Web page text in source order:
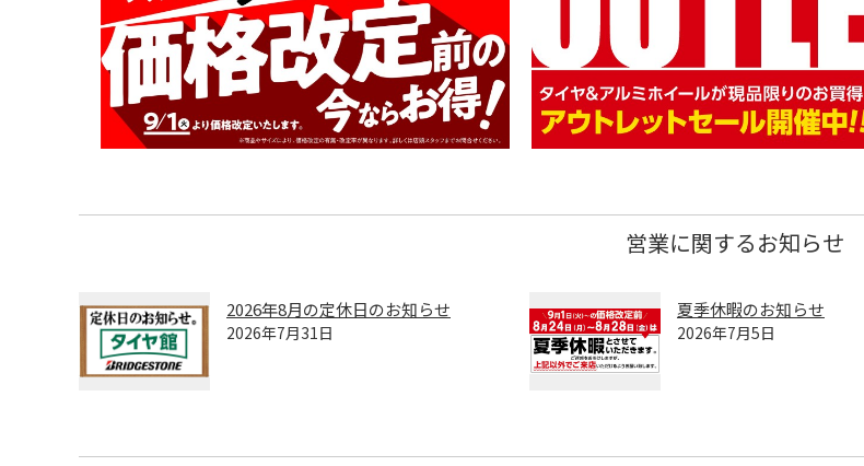
営業に関するお知らせ
2026年8月の定休日のお知らせ
2026年7月31日
夏季休暇のお知らせ
2026年7月5日